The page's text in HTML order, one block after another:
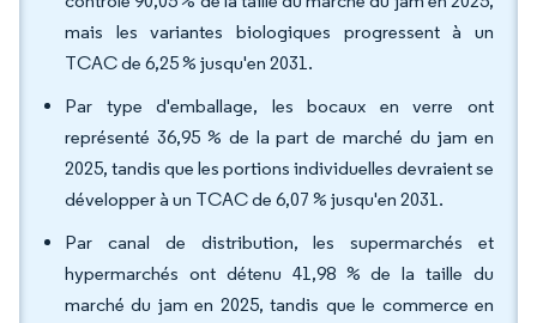
mais les variantes biologiques progressent à un
TCAC de 6,25 % jusqu'en 2031.
Par type d'emballage, les bocaux en verre ont
représenté 36,95 % de la part de marché du jam en
2025, tandis que les portions individuelles devraient se
développer à un TCAC de 6,07 % jusqu'en 2031.
Par canal de distribution, les supermarchés et
hypermarchés ont détenu 41,98 % de la taille du
marché du jam en 2025, tandis que le commerce en